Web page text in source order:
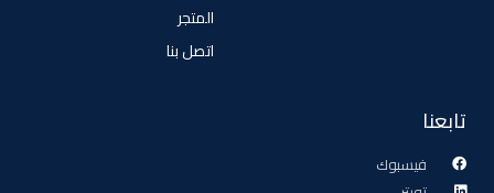
المتجر
اتصل بنا
تابعنا
فيسبوك